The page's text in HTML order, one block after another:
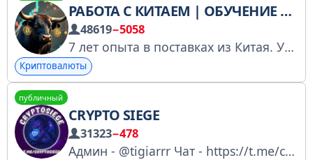
РАБОТА С КИТАЕМ | ОБУЧЕНИЕ ПО ЗАКУПКАМ
48619−5058
7 лет опыта в поставках из Китая. Учу заказывать товары дешево, быстро (доставка 7-14 дней) с минимумом усилий. Обучение и партнерство для новичков.
Криптовалюты
публичный
CRYPTO SIEGE
31323−478
Админ - @tigiarrr Чат - https://t.me/cryptosiegechat1 #Инвестиции, #WEB3, #подарки, #NFT.